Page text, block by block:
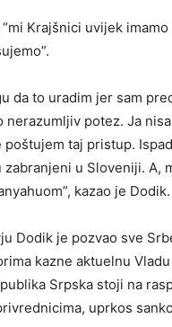
“mi Krajšnici uvijek
da to uradim jer sam
nerazumljiv potez. Ja
poštujem taj pristup.
zabranjeni u Sloveniji. A,
kazao je Dodik.
Dodik je pozvao sve
kazne aktuelnu
Srpska stoji na
uprkos